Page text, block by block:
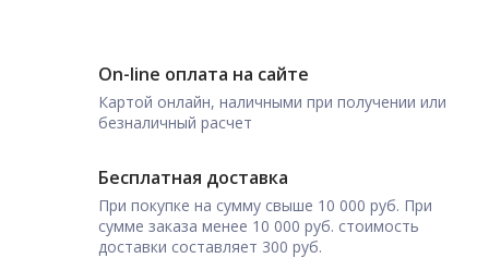
On-line оплата на сайте
Картой онлайн, наличными при получении или
безналичный расчет
Бесплатная доставка
При покупке на сумму свыше 10 000 руб. При
сумме заказа менее 10 000 руб. стоимость
доставки составляет 300 руб.